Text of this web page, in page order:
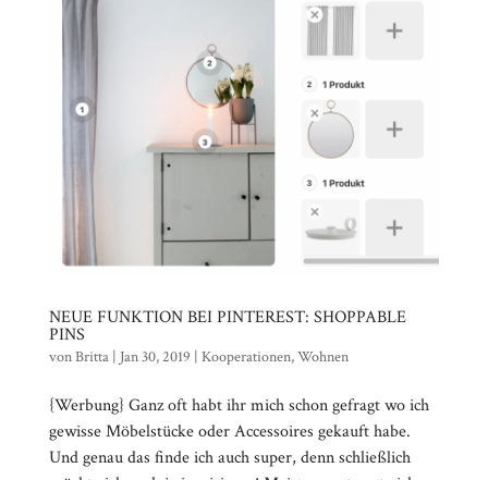
NEUE FUNKTION BEI PINTEREST: SHOPPABLE
PINS
vonBritta| Jan 30, 2019 | Kooperationen,Wohnen
{Werbung} Ganz oft habt ihr mich schon gefragt wo ich
gewisse Möbelstücke oder Accessoires gekauft habe.
Und genau das finde ich auch super, denn schließlich